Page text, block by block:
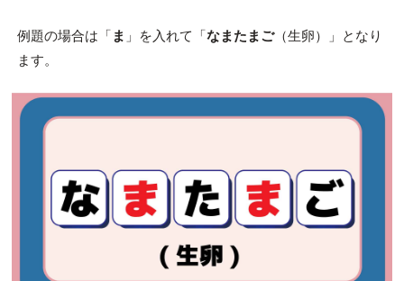
例題の場合は「 ま 」を入れて「なまたまご（生卵）」となり
ます。